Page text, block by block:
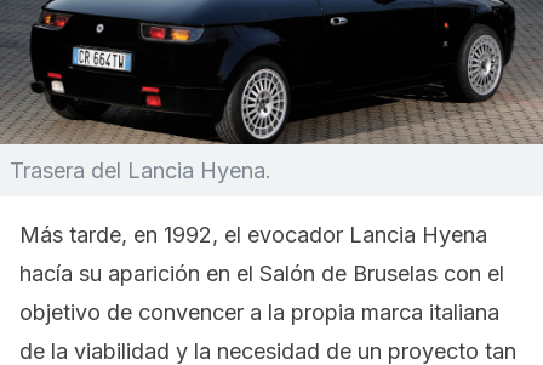
Trasera del Lancia Hyena.
Más tarde, en 1992, el evocador Lancia Hyena
hacía su aparición en el Salón de Bruselas con el
objetivo de convencer a la propia marca italiana
de la viabilidad y la necesidad de un proyecto tan